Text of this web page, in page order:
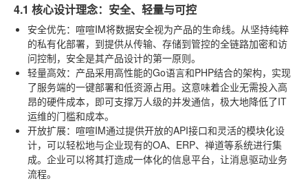
4.1 核心设计理念：安全、轻量与可控
安全优先：喧喧IM将数据安全视为产品的生命线。从坚持纯粹
的私有化部署，到提供从传输、存储到管控的全链路加密和访
问控制，安全是其产品设计的第一原则。
轻量高效：产品采用高性能的Go语言和PHP结合的架构，实现
了服务端的一键部署和低资源占用。这意味着企业无需投入高
昂的硬件成本，即可支撑万人级的并发通信，极大地降低了IT
运维的门槛和成本。
开放扩展：喧喧IM通过提供开放的API接口和灵活的模块化设
计，可以轻松地与企业现有的OA、ERP、禅道等系统进行集
成。企业可以将其打造成一体化的信息平台，让消息驱动业务
流程。